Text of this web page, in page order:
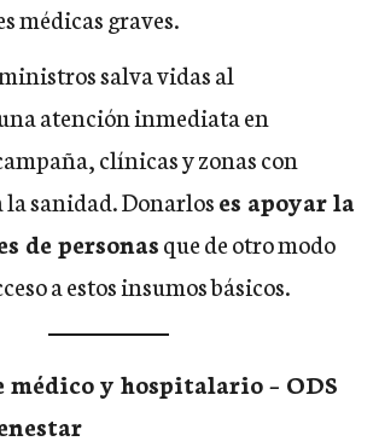
médicas graves.
salva vidas al
atención inmediata en
clínicas y zonas con
la sanidad. Donarloses apoyar la
de personasque de otro modo
a estos insumos básicos.
médico y hospitalario – ODS